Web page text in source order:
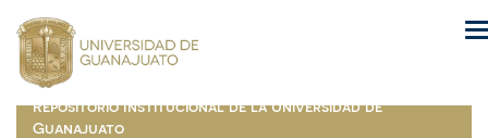
navigation
Repositorio Institucional de la Universidad de
Guanajuato